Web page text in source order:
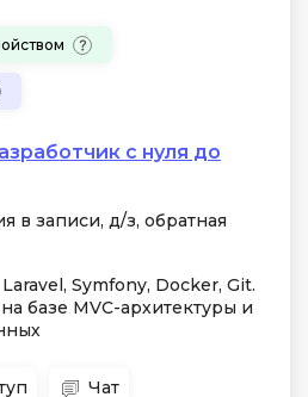
с нуля до
в записи, д/з, обратная
Symfony, Docker, Git.
базе MVC-архитектуры и
Чат